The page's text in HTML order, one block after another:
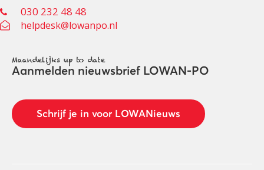
030 232 48 48
helpdesk@lowanpo.nl
Maandelijks up to date
Aanmelden nieuwsbrief LOWAN-PO
Schrijf je in voor LOWANieuws